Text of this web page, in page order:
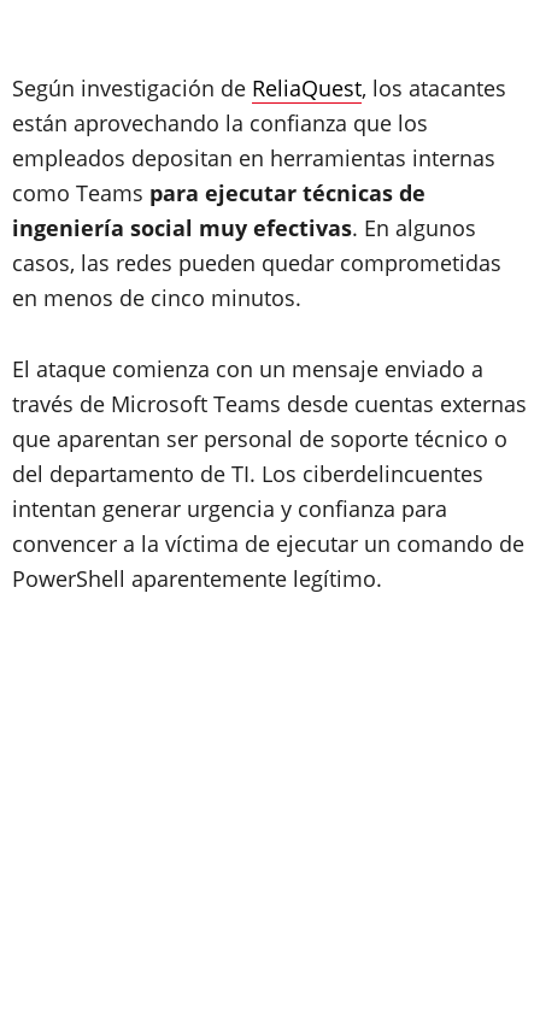
Según investigación de ReliaQuest, los atacantes
están aprovechando la confianza que los
empleados depositan en herramientas internas
como Teams para ejecutar técnicas de
ingeniería social muy efectivas. En algunos
casos, las redes pueden quedar comprometidas
en menos de cinco minutos.
El ataque comienza con un mensaje enviado a
través de Microsoft Teams desde cuentas externas
que aparentan ser personal de soporte técnico o
del departamento de TI. Los ciberdelincuentes
intentan generar urgencia y confianza para
convencer a la víctima de ejecutar un comando de
PowerShell aparentemente legítimo.